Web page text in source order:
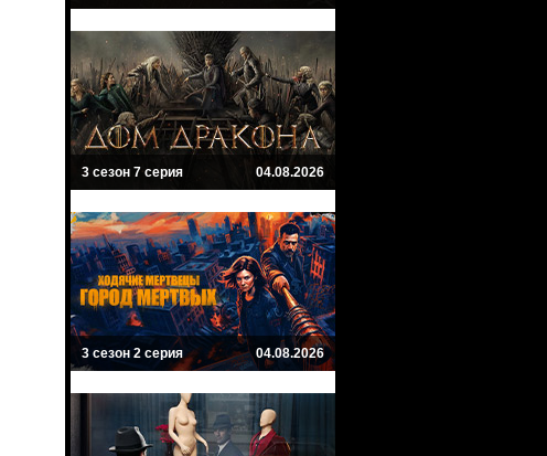
3 сезон 7 серия 04.08.2026
3 сезон 2 серия 04.08.2026